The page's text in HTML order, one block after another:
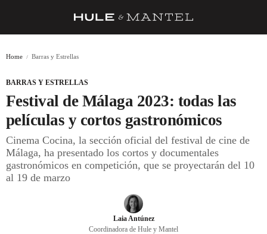
BARRAS Y ESTRELLAS
DÓNDE COMER
ÍDOLOS DE MESAS
Home Barras y Estrellas
BARRAS Y ESTRELLAS
Festival de Málaga 2023: todas las
películas y cortos gastronómicos
Cinema Cocina, la sección oficial del festival de cine de
Málaga, ha presentado los cortos y documentales
gastronómicos en competición, que se proyectarán del 10
al 19 de marzo
Laia Antúnez
Coordinadora de Hule y Mantel